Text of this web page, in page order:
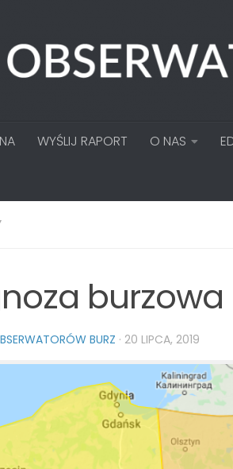
WYŚLIJ RAPORT O NAS
burzowa
BURZ · 20 LIPCA, 2019